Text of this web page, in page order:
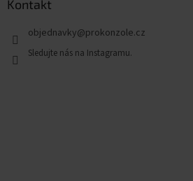
Kontakt
objednavky@prokonzole.cz